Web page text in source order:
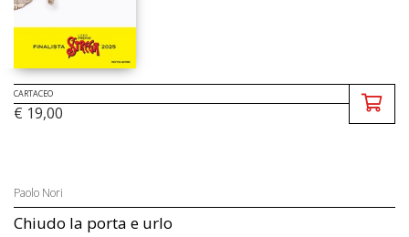
CARTACEO
€ 19,00
Paolo Nori
Chiudo la porta e urlo